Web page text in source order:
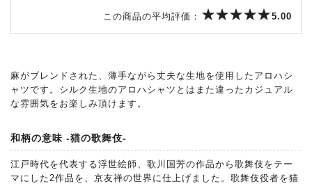
この商品の平均評価： 5.00
麻がブレンドされた、薄手ながら丈夫な生地を使用したアロハシ
ャツです。シルク生地のアロハシャツとはまた違ったカジュアル
な雰囲気をお楽しみ頂けます。
和柄の意味 -猫の歌舞伎-
江戸時代を代表する浮世絵師、歌川国芳の作品から歌舞伎をテー
マにした2作品を、京友禅の世界に仕上げました。歌舞伎役者を猫